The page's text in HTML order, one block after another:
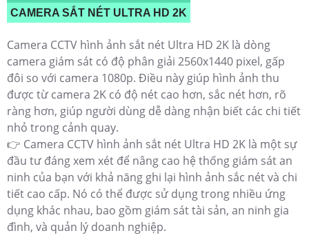
CAMERA SẮT NÉT ULTRA HD 2K
Camera CCTV hình ảnh sắt nét Ultra HD 2K là dòng
camera giám sát có độ phân giải 2560x1440 pixel, gấp
đôi so với camera 1080p. Điều này giúp hình ảnh thu
được từ camera 2K có độ nét cao hơn, sắc nét hơn, rõ
ràng hơn, giúp người dùng dễ dàng nhận biết các chi tiết
nhỏ trong cảnh quay.
👉 Camera CCTV hình ảnh sắt nét Ultra HD 2K là một sự
đầu tư đáng xem xét để nâng cao hệ thống giám sát an
ninh của bạn với khả năng ghi lại hình ảnh sắc nét và chi
tiết cao cấp. Nó có thể được sử dụng trong nhiều ứng
dụng khác nhau, bao gồm giám sát tài sản, an ninh gia
đình, và quản lý doanh nghiệp.